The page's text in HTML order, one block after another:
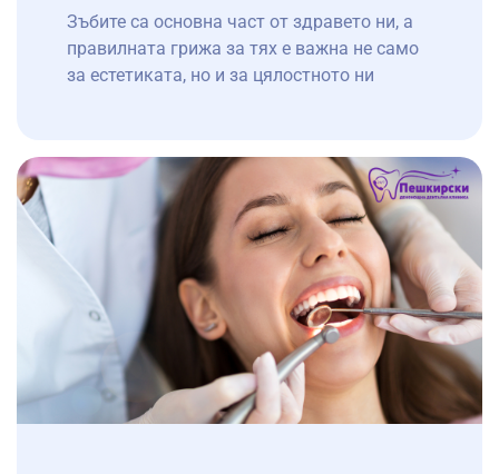
Зъбите са основна част от здравето ни, а
правилната грижа за тях е важна не само
за естетиката, но и за цялостното ни
оралната хигиена и предотвратяване на
различни зъбни заболявания. Въпреки че
посещенията при денонощен зъболекар,
като например в нашия дентален център,